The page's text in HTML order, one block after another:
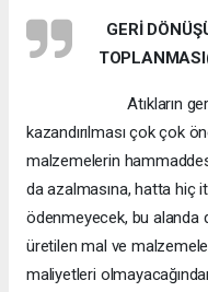
GERİ
Atıkların
kazandırılması çok çok
malzemelerin
da azalmasına, hatta hiç
ödenmeyecek, bu alanda
üretilen mal ve
maliyetleri